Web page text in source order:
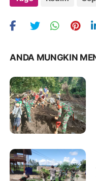
ANDA MUNGKIN